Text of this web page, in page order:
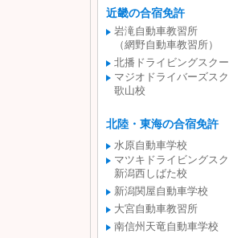
近畿の合宿免許
岩滝自動車教習所
（網野自動車教習所）
北播ドライビングスク
マジオドライバーズス
歌山校
北陸・東海の合宿免許
水原自動車学校
マツキドライビングス
新潟西しばた校
新潟関屋自動車学校
大宮自動車教習所
南信州天竜自動車学校